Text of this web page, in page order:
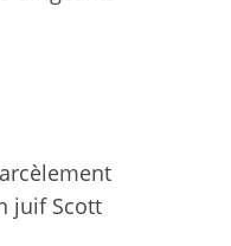
juif Scott